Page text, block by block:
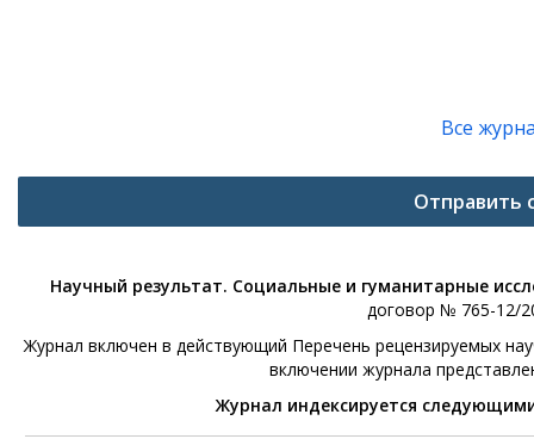
Все
Отправить
Научный результат. Социальные и гуманитарные
договор № 765-12/
Журнал включен в действующий Перечень рецензируемых
включении журнала
Журнал индексируется